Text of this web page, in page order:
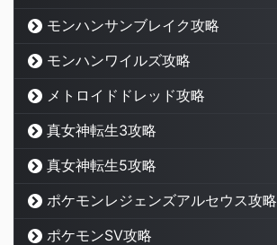
モンハンサンブレイク攻略
モンハンワイルズ攻略
メトロイドドレッド攻略
真女神転生3攻略
真女神転生5攻略
ポケモンレジェンズアルセウス攻略
ポケモンSV攻略